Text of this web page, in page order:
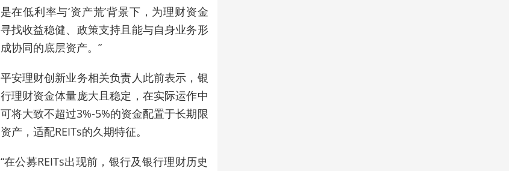
是在低利率与‘资产荒’背景下，为理财资金
寻找收益稳健、政策支持且能与自身业务形
成协同的底层资产。”
平安理财创新业务相关负责人 此前表示 ， 银
行理财资金体量庞大且稳定，在实际运作中
可将大致不超过3%-5%的资金配置于长期限
资产，适配REITs的久期特征。
“在公募REITs出现前，银行及银行理财历史